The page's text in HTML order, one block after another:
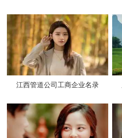
江西管道公司工商企业名录